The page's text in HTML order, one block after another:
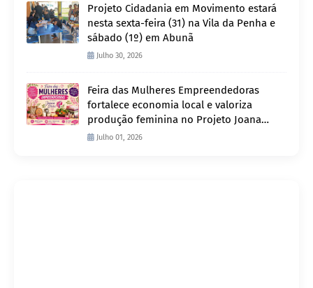
Projeto Cidadania em Movimento estará
nesta sexta-feira (31) na Vila da Penha e
sábado (1º) em Abunã
Julho 30, 2026
Feira das Mulheres Empreendedoras
fortalece economia local e valoriza
produção feminina no Projeto Joana
D’ArcJulho 01, 2026